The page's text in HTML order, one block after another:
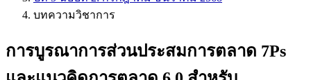
บทความวิชาการ
การบูรณาการส่วนประสมการตลาด 7Ps